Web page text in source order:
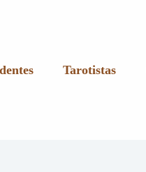
Tarotistas